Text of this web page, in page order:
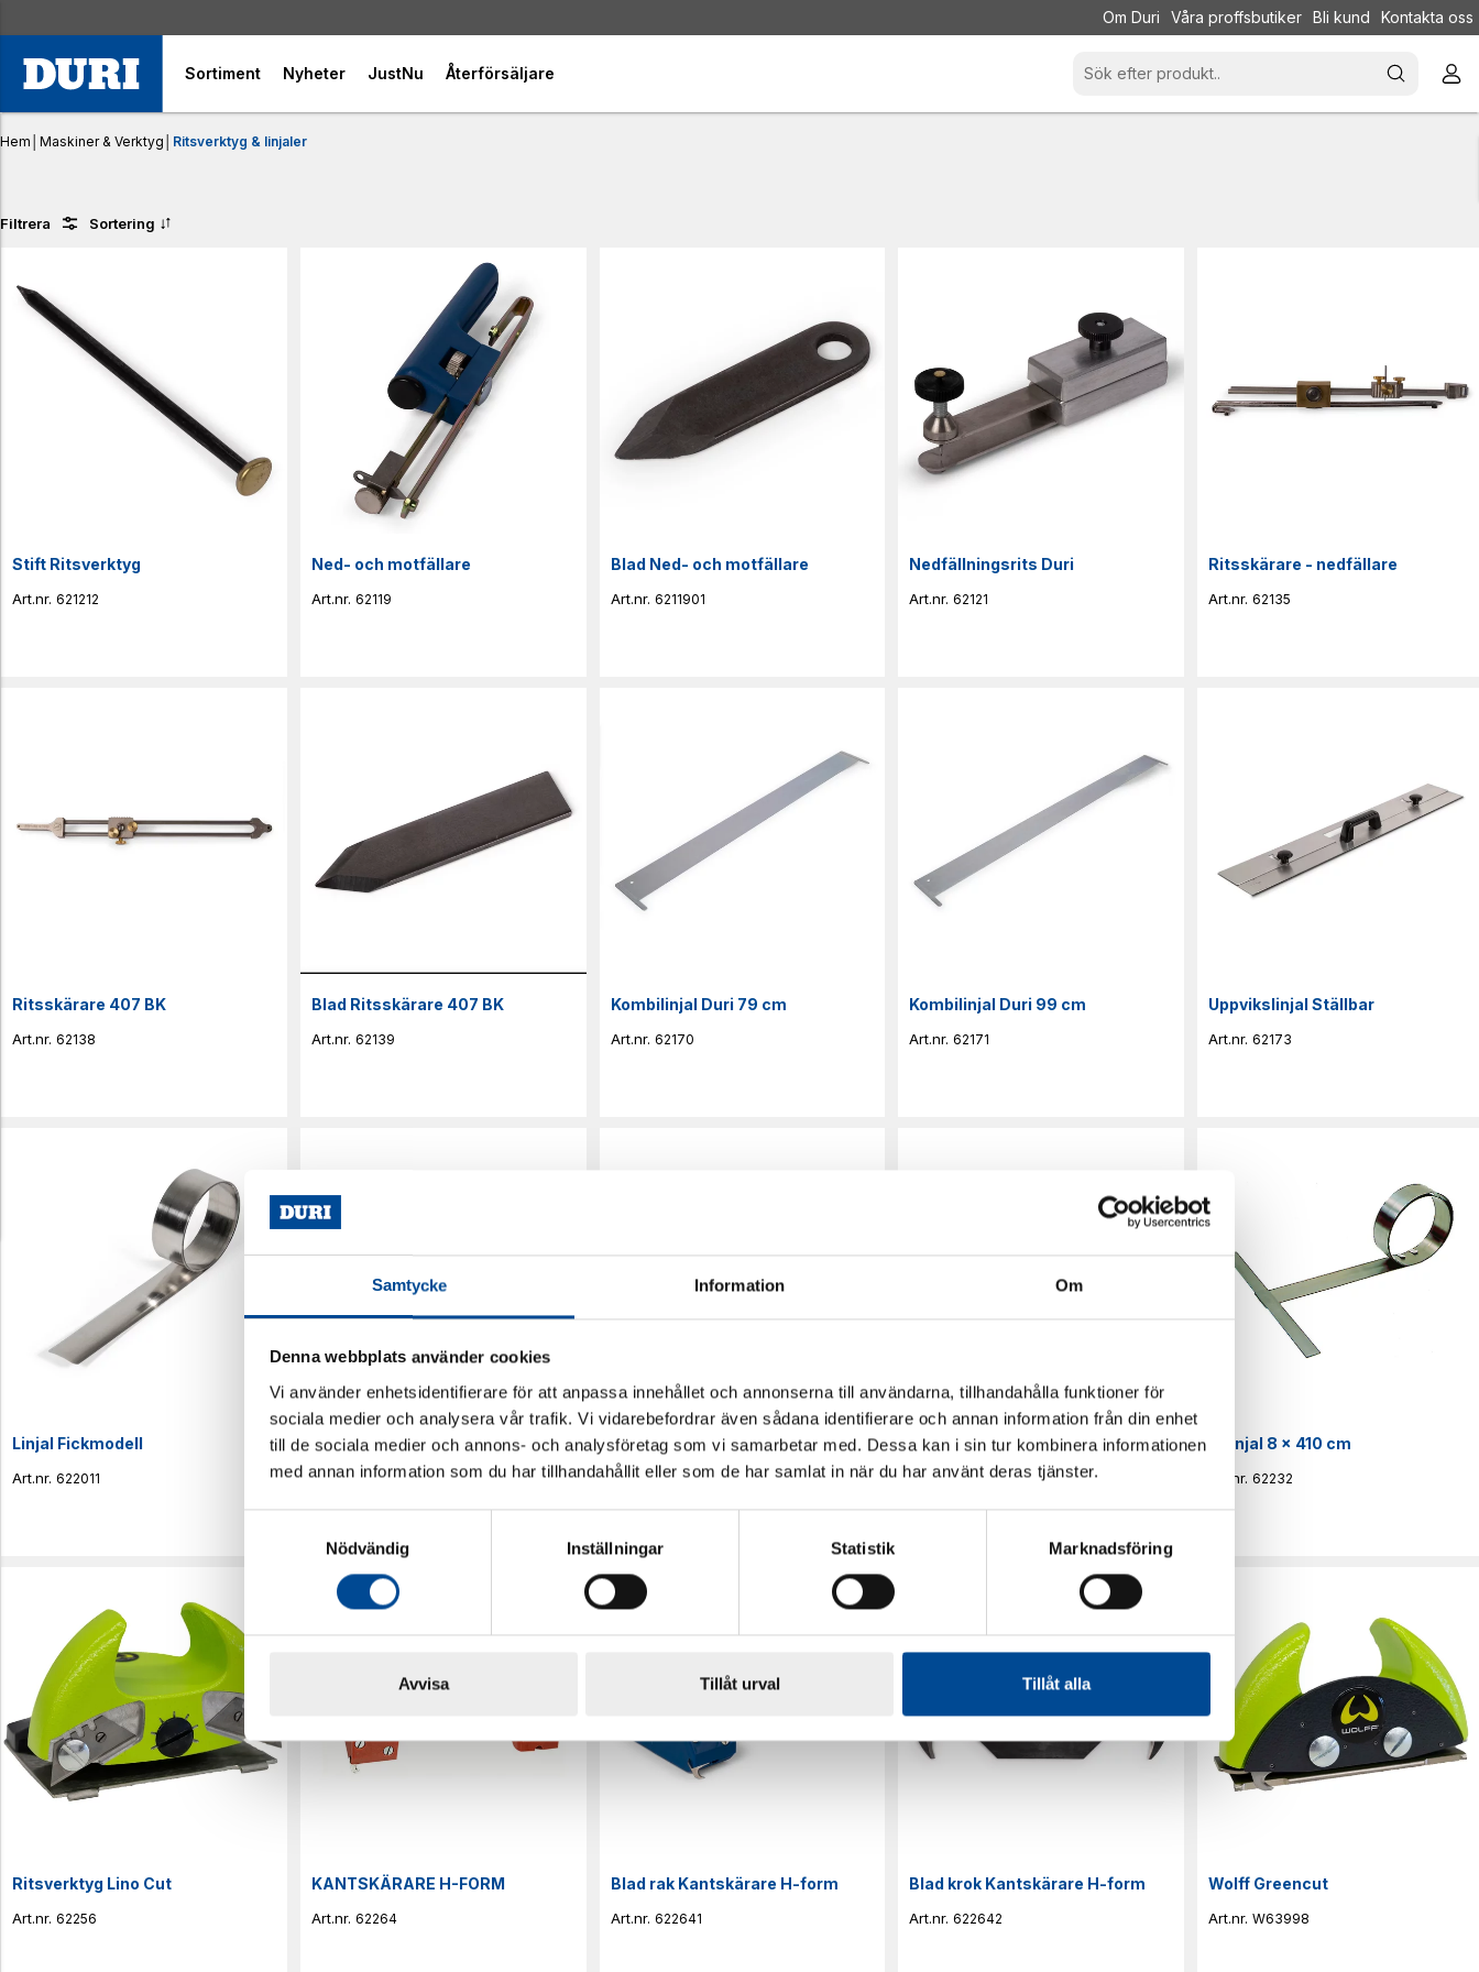
Samtycke Information Om
Denna webbplats använder cookies
Vi använder enhetsidentifierare för att anpassa innehållet och annonserna till användarna, tillhandahålla funktioner för
sociala medier och analysera vår trafik. Vi vidarebefordrar även sådana identifierare och annan information från din enhet
till de sociala medier och annons- och analysföretag som vi samarbetar med. Dessa kan i sin tur kombinera informationen
med annan information som du har tillhandahållit eller som de har samlat in när du har använt deras tjänster.
Nödvändig
Inställningar Statistik Marknadsföring
Avvisa Tillåt urval Tillåt alla
Om Duri Våra proffsbutiker Bli kund Kontakta oss
Sortiment Nyheter JustNu Återförsäljare
Hem Maskiner & Verktyg Ritsverktyg & linjaler
Filtrera Sortering
Stift Ritsverktyg
621212
Ned- och motfällare
62119
Blad Ned- och motfällare
6211901
Nedfällningsrits Duri
62121
Ritsskärare - nedfällare
62135
Ritsskärare 407 BK
62138
Blad Ritsskärare 407 BK
62139
Kombilinjal Duri 79 cm
62170
Kombilinjal Duri 99 cm
62171
Uppvikslinjal Ställbar
62173
Linjal Fickmodell
622011
Klämma Stållinjal
62204
Stållinjal Förlängningsbar
62210
T-linjal 8 x 210 cm
62230
T-linjal 8 x 410 cm
62232
Ritsverktyg Lino Cut
62256
KANTSKÄRARE H-FORM
62264
Blad rak Kantskärare H-form
622641
Blad krok Kantskärare H-form
622642
Wolff Greencut
W63998